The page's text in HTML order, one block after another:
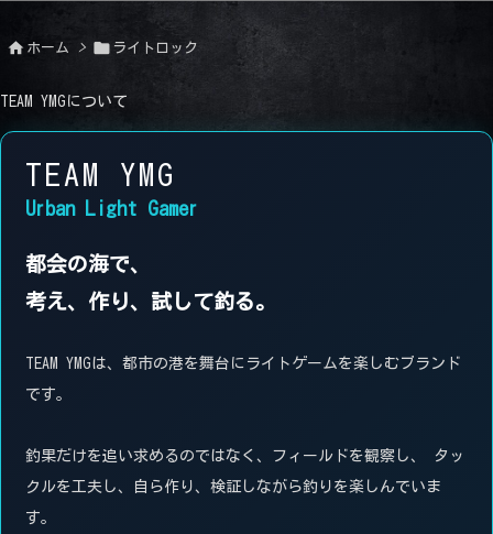
 ホーム >  ライトロック
TEAM YMGについて
TEAM YMG
Urban Light Gamer
都会の海で、
考え、作り、試して釣る。
TEAM YMGは、都市の港を舞台にライトゲームを楽しむブランド
です。
釣果だけを追い求めるのではなく、フィールドを観察し、 タッ
クルを工夫し、自ら作り、検証しながら釣りを楽しんでいま
す。